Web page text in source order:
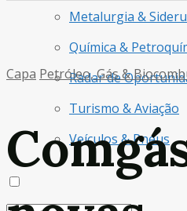
Metalurgia &
Química &
Radar de
Turismo & Aviação
Veículos & Pneus
Capa Petróleo, Gás &